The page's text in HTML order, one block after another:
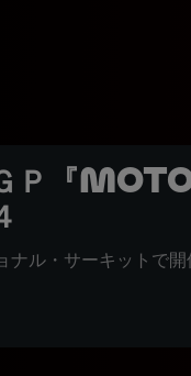
Ｐ『
ナル・サーキットで